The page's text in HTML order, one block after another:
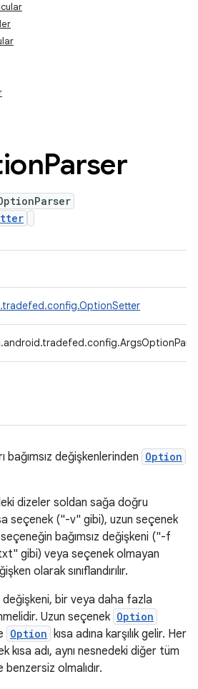
Parser
bağımsız değişkenlerinden Option
dizeler soldan sağa doğru
seçenek ("-v" gibi), uzun seçenek
bağımsız değişkeni ("-f
gibi) veya seçenek olmayan
olarak sınıflandırılır.
değişkeni, bir veya daha fazla
Uzun seçenek Option
Option kısa adına karşılık gelir. Her
kısa adı, aynı nesnedeki diğer tüm
olmalıdır.